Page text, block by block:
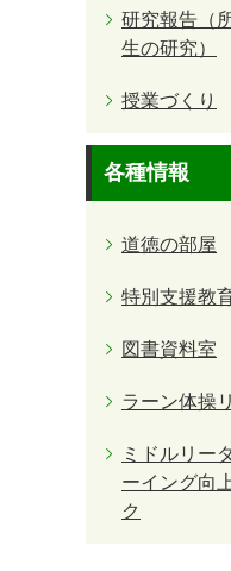
研究報告（
生の研究）
授業づくり
各種情報
道徳の部屋
特別支援教
図書資料室
ラーン体操
ミドルリー
ーイング向
ク